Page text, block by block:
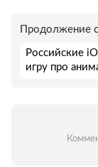
Продолжение
Российские
игру про